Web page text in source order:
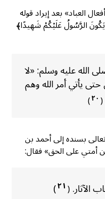
العباد» بعد إيراد قوله
الرَّسُولُ عَلَيْكُمْ شَهِيدًا﴾
الله عليه وسلم: «لا
يأتي أمر الله وهم
(٢٠)
بسنده إلى أحمد بن
أمتي على الحق» فقال:
الآثار.(٢١)